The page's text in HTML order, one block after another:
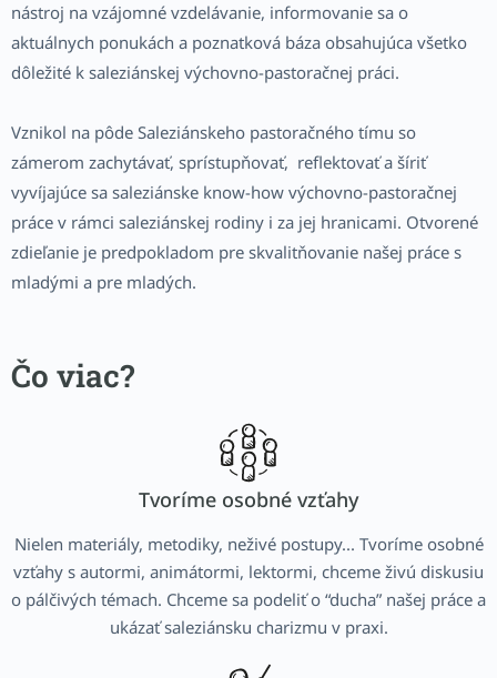
nástroj na vzájomné vzdelávanie, informovanie sa o
aktuálnych ponukách a poznatková báza obsahujúca všetko
dôležité k saleziánskej výchovno-pastoračnej práci.
Vznikol na pôde Saleziánskeho pastoračného tímu so
zámerom zachytávať, sprístupňovať, reflektovať a šíriť
vyvíjajúce sa saleziánske know-how výchovno-pastoračnej
práce v rámci saleziánskej rodiny i za jej hranicami. Otvorené
zdieľanie je predpokladom pre skvalitňovanie našej práce s
mladými a pre mladých.
Čo viac?
Tvoríme osobné vzťahy
Nielen materiály, metodiky, neživé postupy... Tvoríme osobné
vzťahy s autormi, animátormi, lektormi, chceme živú diskusiu
o pálčivých témach. Chceme sa podeliť o “ducha” našej práce a
ukázať saleziánsku charizmu v praxi.